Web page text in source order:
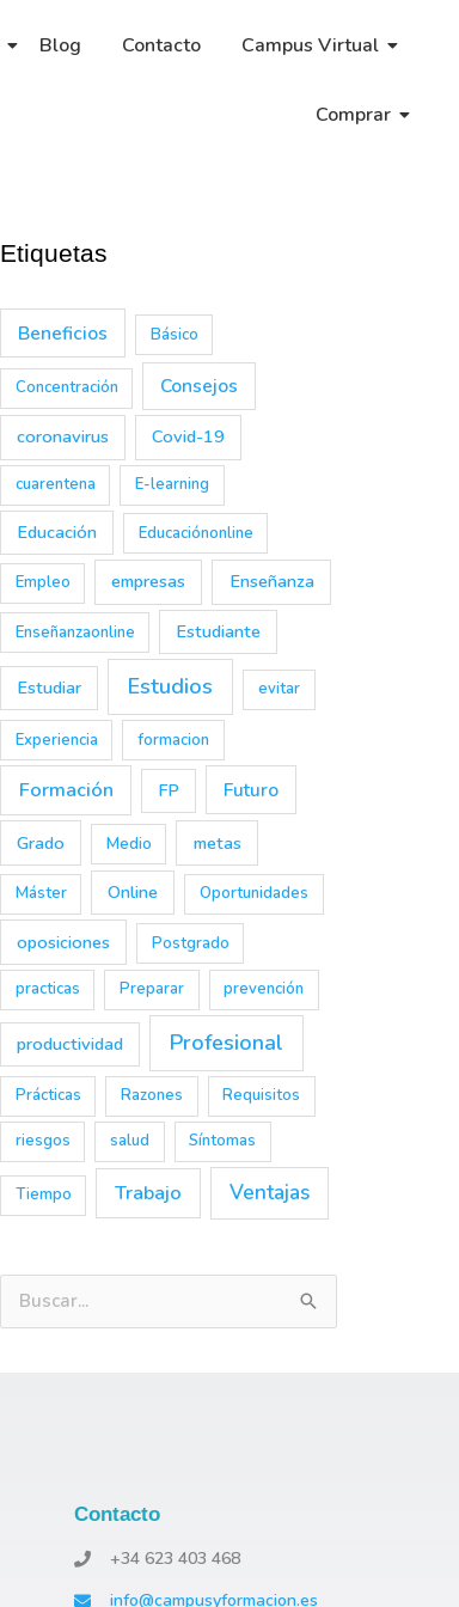
Blog Contacto Campus Virtual
Comprar
Etiquetas
Beneficios Básico
Concentración Consejos
coronavirus Covid-19
cuarentena E-learning
Educación Educaciónonline
Empleo empresas Enseñanza
Enseñanzaonline Estudiante
Estudiar Estudios evitar
Experiencia formacion
Formación FP Futuro
Grado Medio metas
Máster Online Oportunidades
oposiciones Postgrado
practicas Preparar prevención
productividad Profesional
Prácticas Razones Requisitos
riesgos salud Síntomas
Tiempo Trabajo Ventajas
Contacto
+34 623 403 468
info@campusyformacion.es